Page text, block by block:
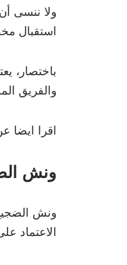
استقبال
باختصار،
والفريق
اقرا ايضا
ونش
ونش
الاعتماد